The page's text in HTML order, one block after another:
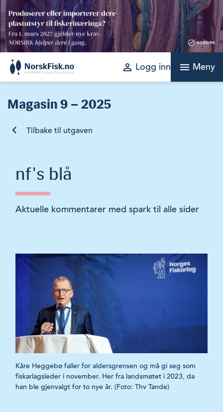
Skip
content
perm_identity Logg inn menu Meny
Magasin 9 – 2025
Tilbake til utgaven
nf's blå
Aktuelle kommentarer med spark til alle sider
Kåre Heggebø faller for aldersgrensen og må gi seg som
fiskarlagsleder i november. Her fra landsmøtet i 2023, da
han ble gjenvalgt for to nye år. (Foto: Thv Tande)